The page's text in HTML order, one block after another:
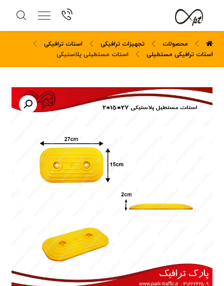
محصولات تجهیزات ترافیکی
استات ترافیکی
استات ترافیکی مستطیلی
استات مستطیلی پلاستیکی